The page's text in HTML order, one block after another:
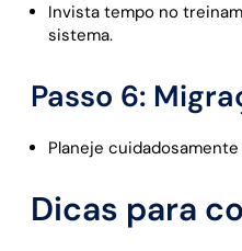
Invista tempo no
sistema.
Passo 6:
Planeje
Dicas para